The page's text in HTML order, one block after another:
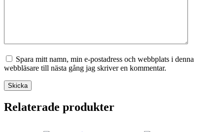
Spara mitt namn, min e-postadress och webbplats i denna
webbläsare till nästa gång jag skriver en kommentar.
Skicka
Relaterade produkter